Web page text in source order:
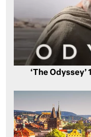
‘The Odyssey’